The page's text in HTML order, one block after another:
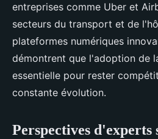
entreprises comme Uber et
secteurs du transport et de
plateformes numériques
démontrent que l'adoption de
essentielle pour rester
constante évolution.
Perspectives